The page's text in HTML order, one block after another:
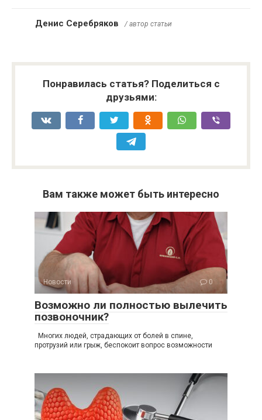
Денис Серебряков / автор статьи
Понравилась статья? Поделиться с
друзьями:
Вам также может быть интересно
Новости 0
Возможно ли полностью вылечить
позвоночник?
Многих людей, страдающих от болей в спине,
протрузий или грыж, беспокоит вопрос возможности